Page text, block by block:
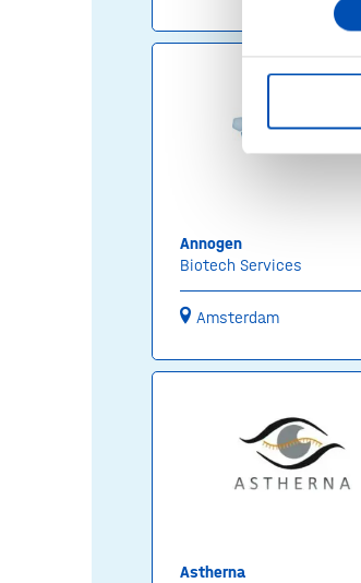
Annogen
Biotech Services
Amsterdam
Astherna